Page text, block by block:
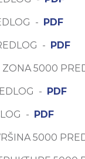
- PDF
- PDF
ZONA 5000
- PDF
- PDF
5000